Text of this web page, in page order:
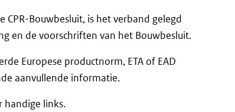
CPR-Bouwbesluit, is het verband gelegd
en de voorschriften van het Bouwbesluit.
Europese productnorm, ETA of EAD
aanvullende informatie.
handige links.